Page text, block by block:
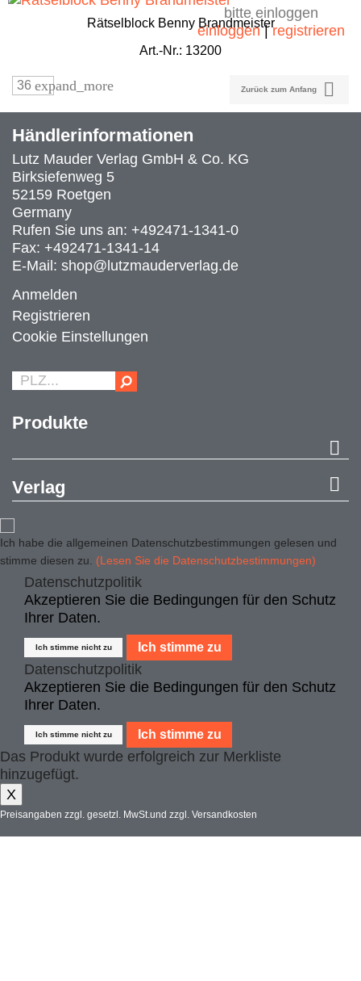
Rätselblock Benny Brandmeister
Art.-Nr.: 13200
bitte einloggen
einloggen|registrieren
36 expand_more Zurück zum Anfang 
Händlerinformationen
Lutz Mauder Verlag GmbH & Co. KG
Birksiefenweg 5
52159 Roetgen
Germany
Rufen Sie uns an: +492471-1341-0
Fax: +492471-1341-14
E-Mail: shop@lutzmauderverlag.de
Anmelden
Registrieren
Cookie Einstellungen
Produkte

Verlag 
Ich habe die allgemeinen Datenschutzbestimmungen gelesen und
stimme diesen zu. (Lesen Sie die Datenschutzbestimmungen)
Datenschutzpolitik
Akzeptieren Sie die Bedingungen für den Schutz
Ihrer Daten.
Ich stimme nicht zu Ich stimme zu
Datenschutzpolitik
Akzeptieren Sie die Bedingungen für den Schutz
Ihrer Daten.
Ich stimme nicht zu Ich stimme zu
Das Produkt wurde erfolgreich zur Merkliste
hinzugefügt.
X
Preisangaben zzgl. gesetzl. MwSt.und zzgl. Versandkosten